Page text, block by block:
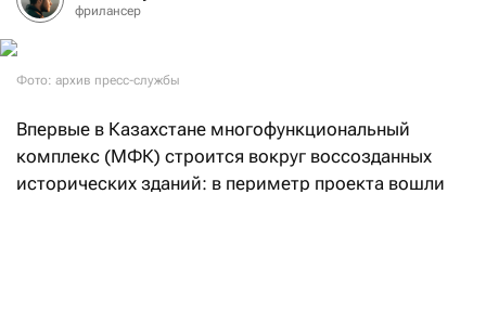
фрилансер
Фото: архив пресс-службы
Впервые в Казахстане многофункциональный
комплекс (МФК) строится вокруг воссозданных
исторических зданий: в периметр проекта вошли